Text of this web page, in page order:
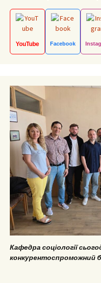
YouTube Facebook
Кафедра соціології
конкурентоспроможний